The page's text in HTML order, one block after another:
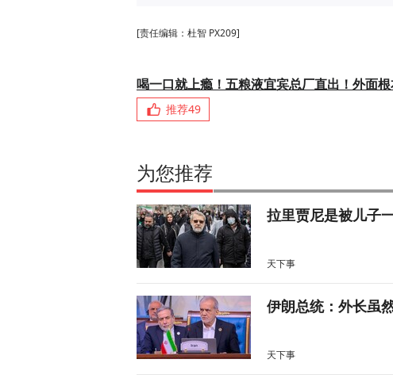
[责任编辑：杜智 PX209]
喝一口就上瘾！五粮液宜宾总厂直出！外面
推荐49
为您推荐
拉里贾尼是被儿子
天下事
伊朗总统：外长虽
天下事